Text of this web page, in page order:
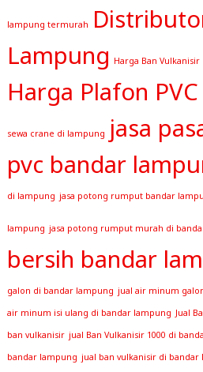
lampung termurah
Lampung Harga Ban Vulkanisir
Harga Plafon
sewa crane di lampung
jasa
pvc bandar
di lampung jasa potong rumput bandar
lampung jasa potong rumput murah di
bersih bandar
galon di bandar lampung jual air minum
air minum isi ulang di bandar lampung Jual
ban vulkanisir jual Ban Vulkanisir 1000 di
bandar lampung jual ban vulkanisir di bandar